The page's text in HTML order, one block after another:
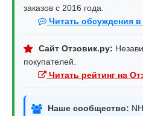
заказов с 2016 года.
Читать обсуждения в
Сайт Отзовик.ру:
покупателей.
Читать рейтинг на
Наше сообщество: